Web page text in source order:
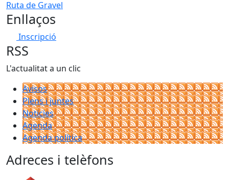
Enllaços
Inscripció
RSS
L'actualitat a un clic
Avisos
Plens i juntes
Noticies
Agenda
Agenda política
Adreces i telèfons